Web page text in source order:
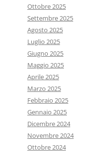
Ottobre 2025
Settembre 2025
Agosto 2025
Luglio 2025
Giugno 2025
Maggio 2025
Aprile 2025
Marzo 2025
Febbraio 2025
Gennaio 2025
Dicembre 2024
Novembre 2024
Ottobre 2024